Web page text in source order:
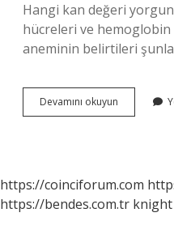
Hangi kan değeri
hücreleri ve
aneminin belirtileri
Devamını okuyun Halsizlik
Ve
Yapılmalı
https://coinciforum.com
https://bendes.com.tr